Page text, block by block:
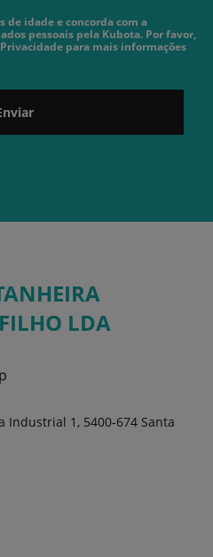
de idade e concorda com a
pessoais pela Kubota. Por favor,
para mais informações
LDA
Industrial 1, 5400-674 Santa